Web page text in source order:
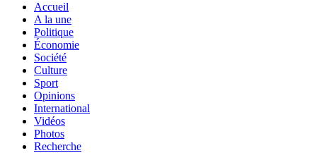
Accueil
A la une
Politique
Économie
Société
Culture
Sport
Opinions
International
Vidéos
Photos
Recherche